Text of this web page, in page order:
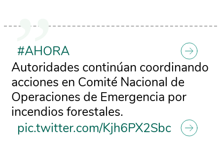
#AHORA
Autoridades continúan coordinando
acciones en Comité Nacional de
Operaciones de Emergencia por
incendios forestales.
pic.twitter.com/Kjh6PX2Sbc